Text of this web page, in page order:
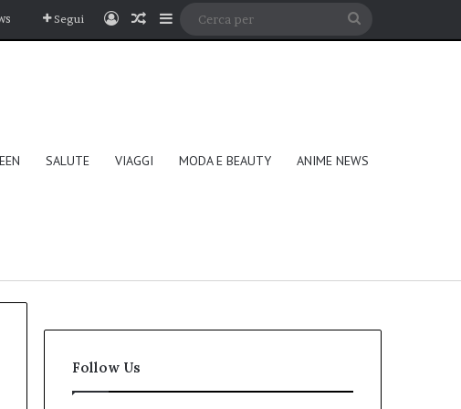
Segui AccediUn articolo a caso
Barra laterale
SALUTE VIAGGI MODA E BEAUTY ANIME NEWS
Follow Us